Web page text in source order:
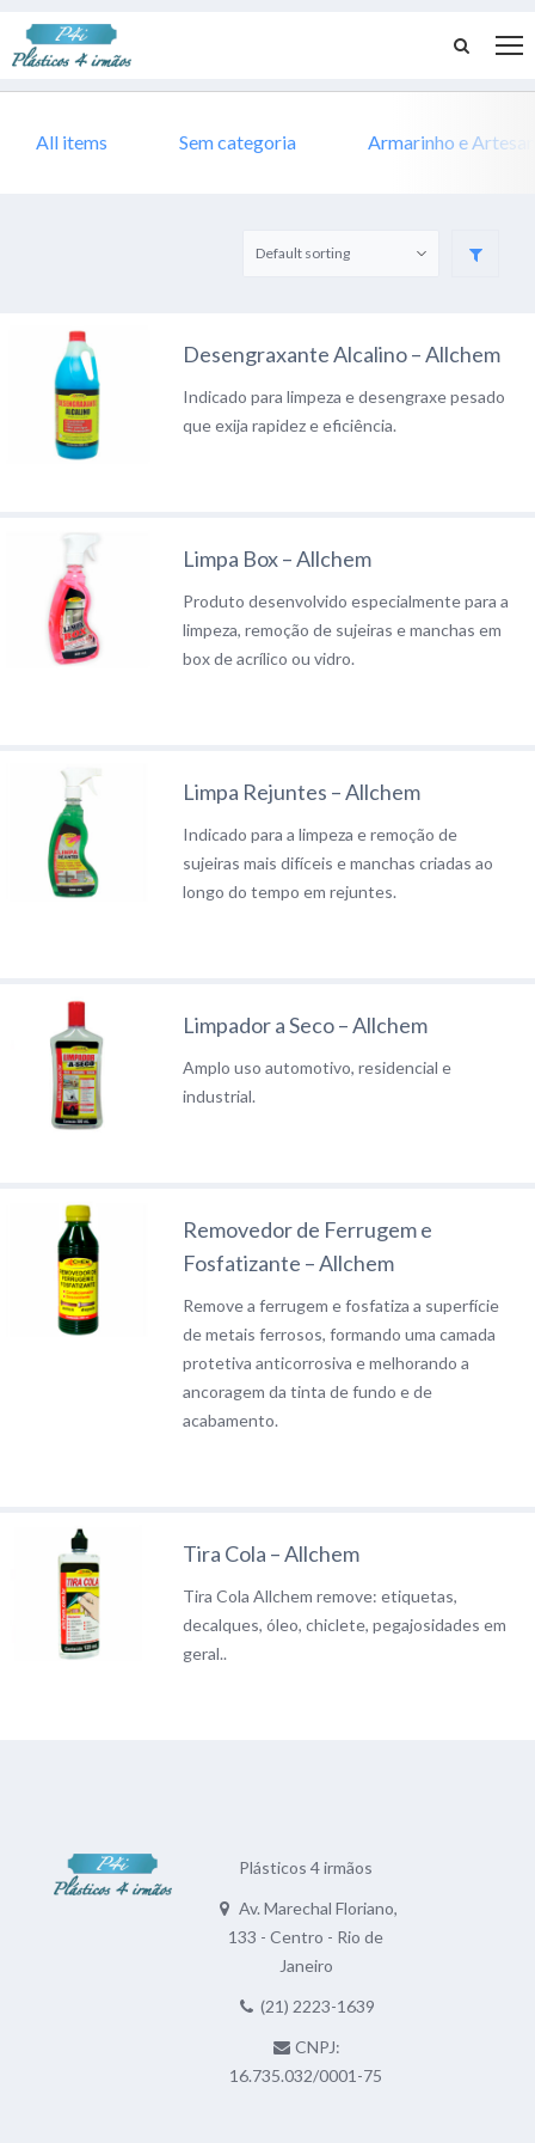
All items Sem categoria Armarinho e
Desengraxante Alcalino – Allchem
Indicado para limpeza e desengraxe pesado
que exija rapidez e eficiência.
Limpa Box – Allchem
Produto desenvolvido especialmente para a
limpeza, remoção de sujeiras e manchas em
box de acrílico ou vidro.
Limpa Rejuntes – Allchem
Indicado para a limpeza e remoção de
sujeiras mais difíceis e manchas criadas ao
longo do tempo em rejuntes.
Limpador a Seco – Allchem
Amplo uso automotivo, residencial e
industrial.
Removedor de Ferrugem e
Fosfatizante – Allchem
Remove a ferrugem e fosfatiza a superfície
de metais ferrosos, formando uma camada
protetiva anticorrosiva e melhorando a
ancoragem da tinta de fundo e de
acabamento.
Tira Cola – Allchem
Tira Cola Allchem remove: etiquetas,
decalques, óleo, chiclete, pegajosidades em
geral..
Plásticos 4 irmãos
Av. Marechal Floriano,
133 - Centro - Rio de
Janeiro
(21) 2223-1639
CNPJ:
16.735.032/0001-75